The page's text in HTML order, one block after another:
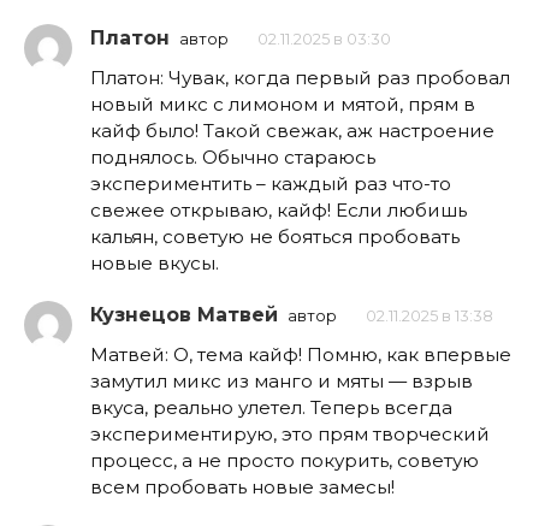
Платон автор 02.11.2025 в 03:30
Платон: Чувак, когда первый раз пробовал
новый микс с лимоном и мятой, прям в
кайф было! Такой свежак, аж настроение
поднялось. Обычно стараюсь
экспериментить – каждый раз что-то
свежее открываю, кайф! Если любишь
кальян, советую не бояться пробовать
новые вкусы.
Кузнецов Матвей автор 02.11.2025 в 13:38
Матвей: О, тема кайф! Помню, как впервые
замутил микс из манго и мяты — взрыв
вкуса, реально улетел. Теперь всегда
экспериментирую, это прям творческий
процесс, а не просто покурить, советую
всем пробовать новые замесы!